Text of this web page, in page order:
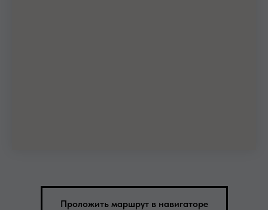
Проложить маршрут в навигаторе